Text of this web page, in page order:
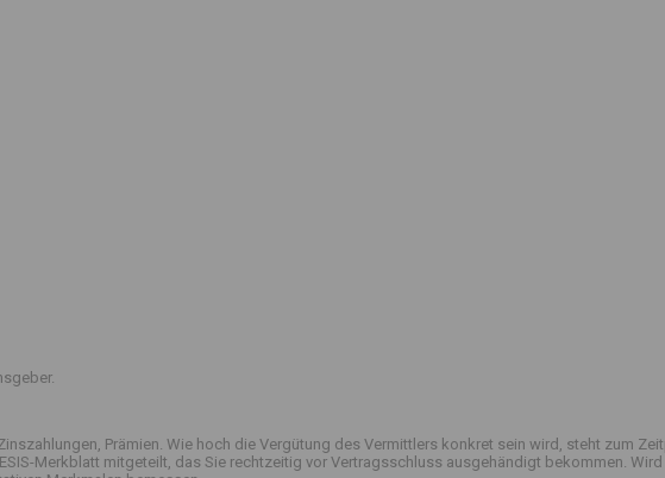
Prämien. Wie hoch die Vergütung des Vermittlers konkret sein wird, steht zum
Merkblatt mitgeteilt, das Sie rechtzeitig vor Vertragsschluss ausgehändigt bekommen.